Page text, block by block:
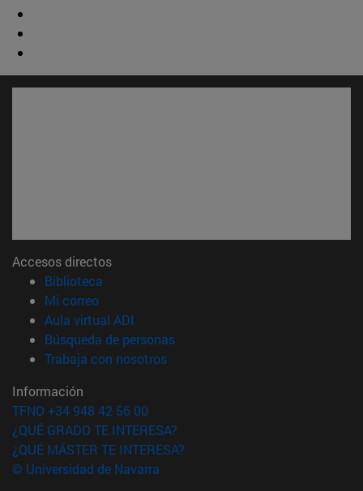
Accesos directos
Biblioteca
Mi correo(abre en nueva ventana)
Aula virtual ADI
Búsqueda de personas(abre en nueva ventana)
Trabaja con nosotros(abre en nueva ventana)
Información
TFNO +34 948 42 56 00
¿QUÉ GRADO TE INTERESA?
¿QUÉ MÁSTER TE INTERESA?
© Universidad de Navarra